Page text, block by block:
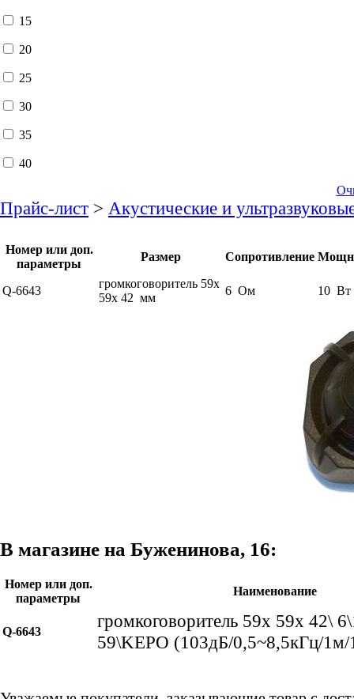
15
20
25
30
35
40
Прайс-лист > Акустические и
Номер или доп.
параметры
Размер Сопротивление
Q-6643
громкоговоритель 59x
59x 42 мм
6 Ом 10 Вт
В магазине на Буженинова, 16:
Номер или доп.
параметры
Наименование
Q-6643
громкоговоритель 59x 59x 42\
59\KEPO (103дБ/0,5~8,5кГц/